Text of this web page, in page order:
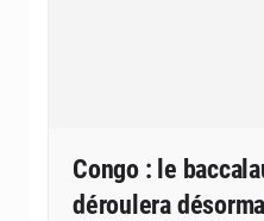
Congo : le
déroulera